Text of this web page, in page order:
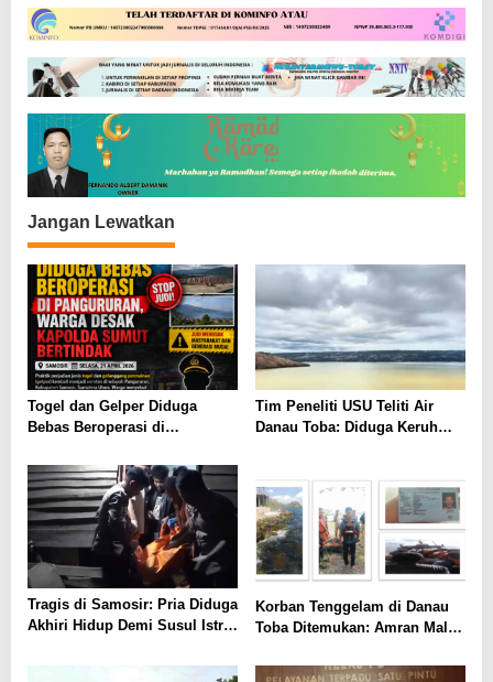
a
s
i
p
o
s
Jangan Lewatkan
Togel dan Gelper Diduga
Bebas Beroperasi di
Tim Peneliti USU Teliti Air
Danau Toba: Diduga Keruh
Tragis di Samosir: Pria Diduga
Akhiri Hidup Demi Susul Istri
Korban Tenggelam di Danau
Toba Ditemukan: Amran Malau
Perairan Tigaras